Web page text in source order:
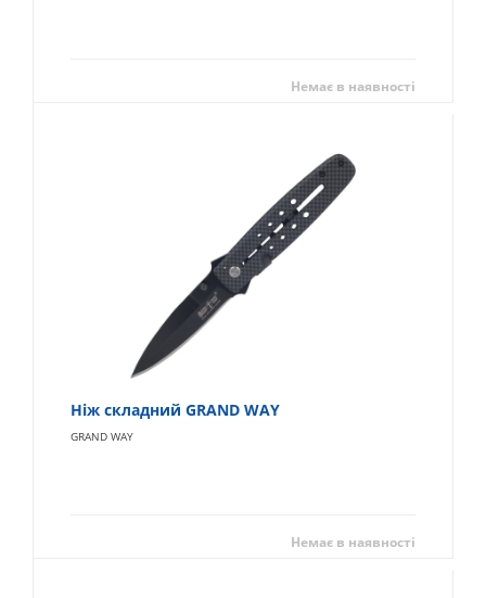
Немає в наявності
Ніж складний GRAND WAY
GRAND WAY
Немає в наявності